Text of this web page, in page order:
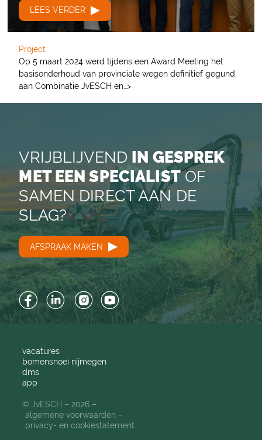
LEES VERDER
Project
Op 5 maart 2024 werd tijdens een Award Meeting het
basisonderhoud van provinciale wegen definitief gegund
aan Combinatie JvESCH en…>
VRIJBLIJVEND IN GESPREK
MET EEN SPECIALISTOF
SAMEN DIRECT AAN DE
SLAG?
AFSPRAAK MAKEN
FacebookLinkedInInstagramYouTube
vacatures
bomensnoei nijmegen
dms
app
© JvESCH – 2026 –
algemene voorwaarden
privacy- en cookiestatement